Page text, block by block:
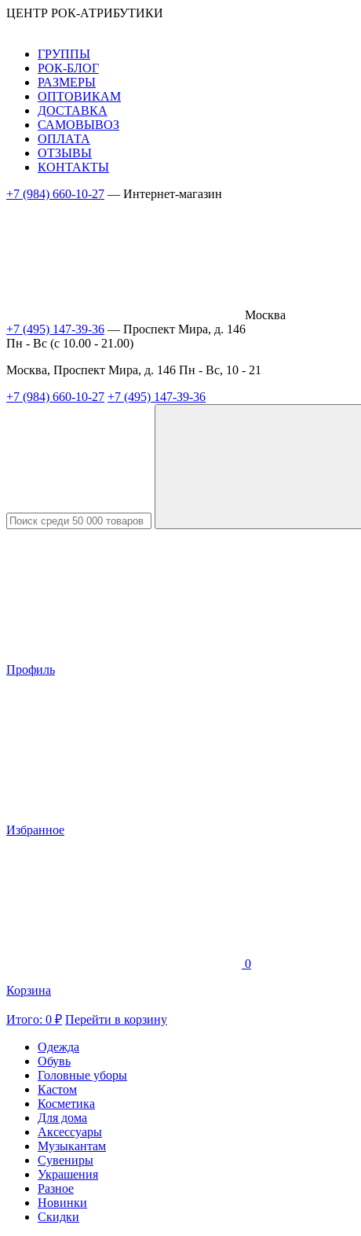
ЦЕНТР РОК-АТРИБУТИКИ
ГРУППЫ
РОК-БЛОГ
РАЗМЕРЫ
ОПТОВИКАМ
ДОСТАВКА
САМОВЫВОЗ
ОПЛАТА
ОТЗЫВЫ
КОНТАКТЫ
+7 (984) 660-10-27 — Интернет-магазин
Москва
+7 (495) 147-39-36 — Проспект Мира, д. 146
Пн - Вс (c 10.00 - 21.00)
Москва, Проспект Мира, д. 146 Пн - Вс, 10 - 21
+7 (984) 660-10-27 +7 (495) 147-39-36
Профиль
Избранное
0
Корзина
Итого: 0 ₽ Перейти в корзину
Одежда
Обувь
Головные уборы
Кастом
Косметика
Для дома
Аксессуары
Музыкантам
Сувениры
Украшения
Разное
Новинки
Скидки